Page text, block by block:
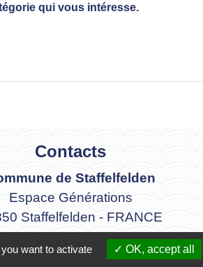
qui vous intéresse.
Contacts
de Staffelfelden
Espace Générations
Staffelfelden - FRANCE
+33 3 89 55 08 21
Contact par formulaire
want to activate OK, accept all